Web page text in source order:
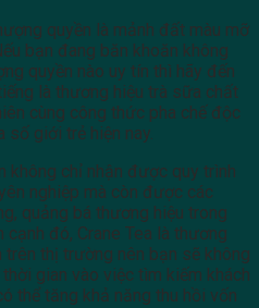
quyền là mảnh đất màu mỡ
bạn đang băn khoăn không
quyền nào uy tín thì hãy đến
là thương hiệu trà sữa chất
cùng công thức pha chế độc
số giới trẻ hiện nay.
không chỉ nhận được quy trình
nghiệp mà còn được các
quảng bá thương hiệu trong
cạnh đó, Crane Tea là thương
thị trường nên bạn sẽ không
gian vào việc tìm kiếm khách
thể tăng khả năng thu hồi vốn